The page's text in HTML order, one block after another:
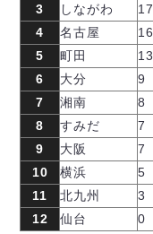
3
しながわ 17
4
名古屋 16
5
町田 13
6
大分 9
7
湘南 8
8
すみだ 7
9
大阪 7
10
横浜 5
11
北九州 3
12
仙台 0